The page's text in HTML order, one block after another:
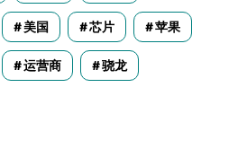
美国 芯片 苹果
运营商 骁龙